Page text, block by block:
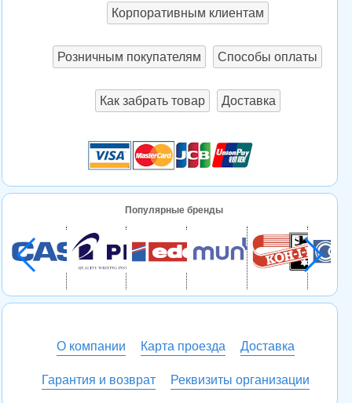
Корпоративным клиентам
Розничным покупателям Способы оплаты
Как забрать товар Доставка
Популярные бренды
О компании Карта проезда Доставка
Гарантия и возврат Реквизиты организации